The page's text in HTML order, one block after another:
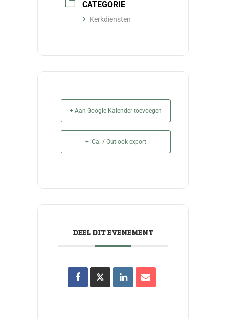
CATEGORIE
Kerkdiensten
+ Aan Google Kalender toevoegen
+ iCal / Outlook export
DEEL DIT EVENEMENT